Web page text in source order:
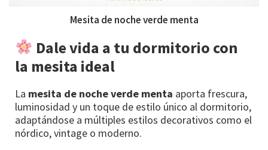
Mesita de noche verde menta
Dale vida a tu dormitorio con
la mesita ideal
La mesita de noche verde menta aporta frescura,
luminosidad y un toque de estilo único al dormitorio,
adaptándose a múltiples estilos decorativos como el
nórdico, vintage o moderno.